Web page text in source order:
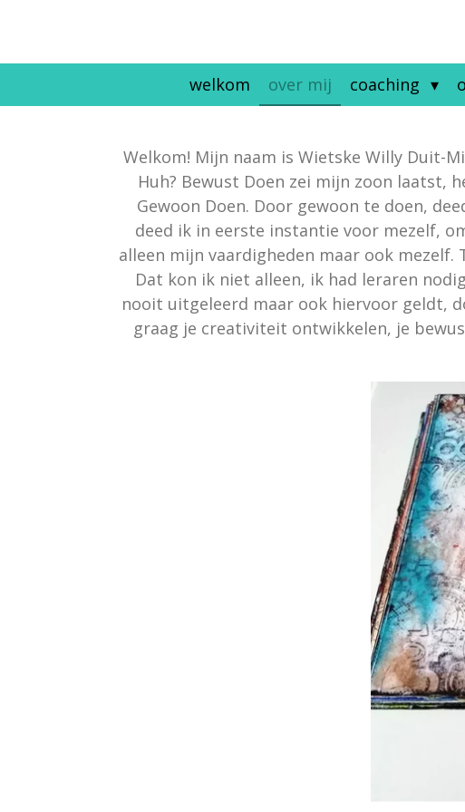
naar
welkom over mij coaching
Welkom! Mijn naam is Wietske Willy Duit-
Huh? Bewust Doen zei mijn zoon laatst,
Gewoon Doen. Door gewoon te doen,
deed ik in eerste instantie voor mezelf,
alleen mijn vaardigheden maar ook
Dat kon ik niet alleen, ik had leraren
nooit uitgeleerd maar ook hiervoor geldt,
graag je creativiteit ontwikkelen, je